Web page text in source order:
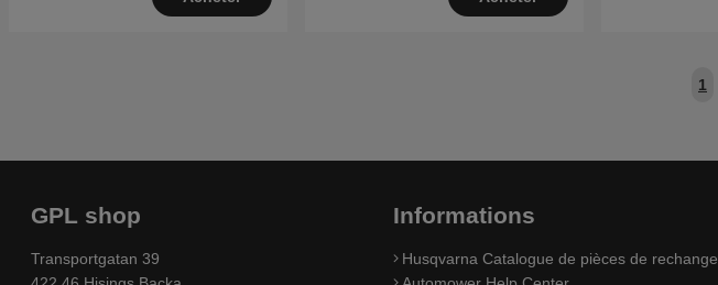
1
GPL shop
Transportgatan 39
Informations
Husqvarna Catalogue de pièces de rechange